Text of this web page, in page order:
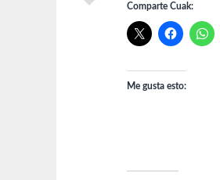
Comparte Cuak:
Me gusta esto: